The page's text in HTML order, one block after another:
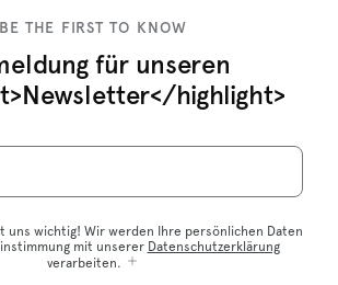
BE THE FIRST TO KNOW
für unseren
highlight>
uns wichtig! Wir werden Ihre persönlichen Daten
mit unserer Datenschutzerklärung
verarbeiten.